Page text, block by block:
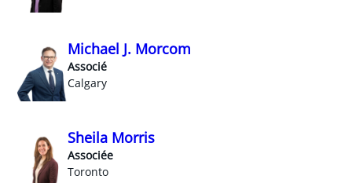
Michael J. Morcom
Associé
Calgary
Sheila Morris
Associée
Toronto